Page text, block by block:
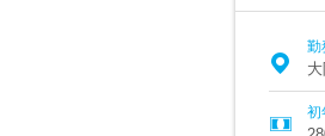
勤
初